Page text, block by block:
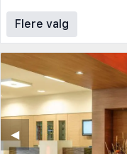
Flere valg
◀︎